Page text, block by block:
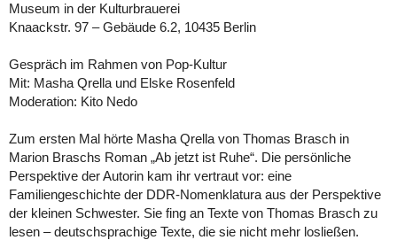
Museum in der Kulturbrauerei
Knaackstr. 97 – Gebäude 6.2, 10435 Berlin
Gespräch im Rahmen von Pop-Kultur
Mit: Masha Qrella und Elske Rosenfeld
Moderation: Kito Nedo
Zum ersten Mal hörte Masha Qrella von Thomas Brasch in
Marion Braschs Roman „Ab jetzt ist Ruhe“. Die persönliche
Perspektive der Autorin kam ihr vertraut vor: eine
Familiengeschichte der DDR-Nomenklatura aus der Perspektive
der kleinen Schwester. Sie fing an Texte von Thomas Brasch zu
lesen – deutschsprachige Texte, die sie nicht mehr losließen.